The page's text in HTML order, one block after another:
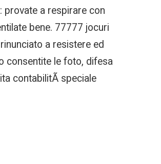
provate a respirare con
bene. 77777 jocuri
a resistere ed
consentite le foto, difesa
contabilitÃ speciale